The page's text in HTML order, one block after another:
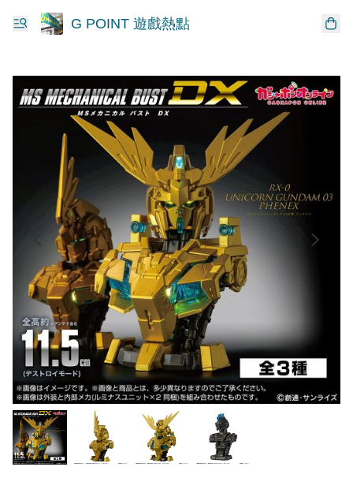
G POINT 遊戲熱點